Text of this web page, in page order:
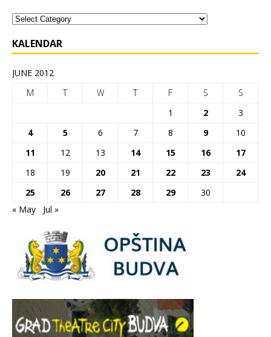
KALENDAR
JUNE 2012
M
T W T F S
S
1
2
3
4
5 6 7 8 9
10
11
12 13 14 15 16
17
18
19 20 21 22 23
24
25
26 27 28 29
30
« May
Jul »